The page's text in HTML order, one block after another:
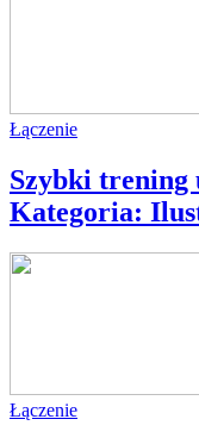
Łączenie
Szybki trening
Kategoria:
Łączenie